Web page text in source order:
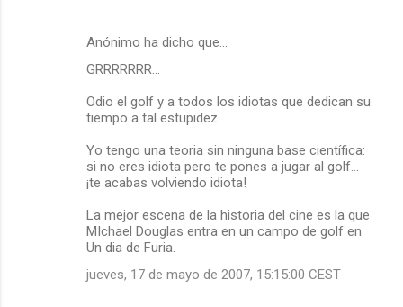
Anónimo ha dicho que…
GRRRRRRR...
Odio el golf y a todos los idiotas que dedican su
tiempo a tal estupidez.
Yo tengo una teoria sin ninguna base científica:
si no eres idiota pero te pones a jugar al golf...
¡te acabas volviendo idiota!
La mejor escena de la historia del cine es la que
MIchael Douglas entra en un campo de golf en
Un dia de Furia.
jueves, 17 de mayo de 2007, 15:15:00 CEST